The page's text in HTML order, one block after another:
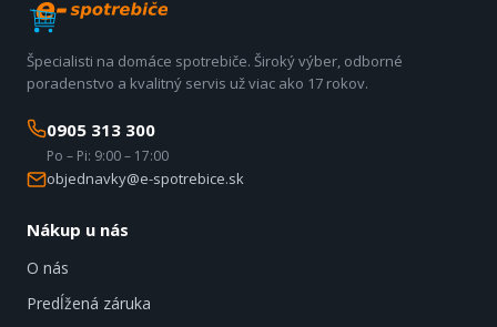
Špecialisti na domáce spotrebiče. Široký výber, odborné
poradenstvo a kvalitný servis už viac ako 17 rokov.
0905 313 300
Po – Pi: 9:00 – 17:00
objednavky@e-spotrebice.sk
Nákup u nás
O nás
Predĺžená záruka